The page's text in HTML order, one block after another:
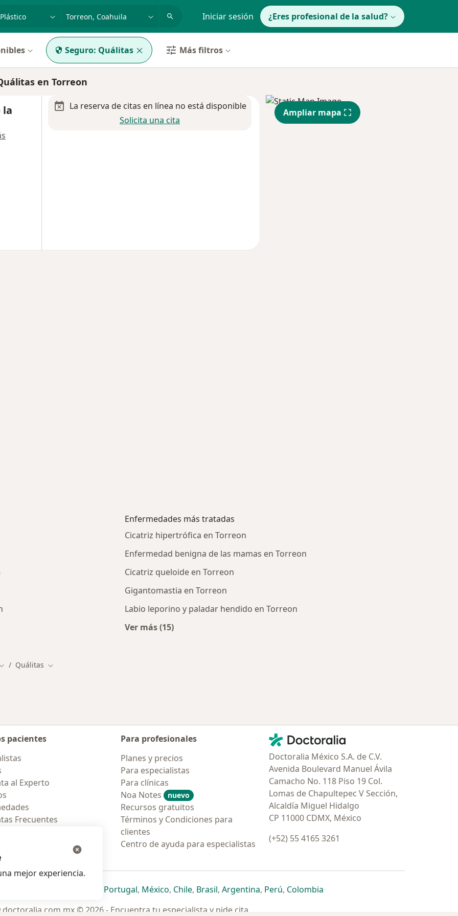
enfermedad o nombre Iniciar sesión ¿Eres profesional de la salud?
Seguro: Quálitas Más filtros
en Torreon
la
La reserva de citas en línea no está disponible
Solicita una cita
Ampliar mapa
Enfermedades más tratadas
Cicatriz hipertrófica en Torreon
Enfermedad benigna de las mamas en Torreon
Cicatriz queloide en Torreon
Gigantomastia en Torreon
Labio leporino y paladar hendido en Torreon
Ver más (15)
de ciudad
Quálitas Cambiar de ciudad
pacientes
al Experto
Frecuentes
Para profesionales
Planes y precios
Para especialistas
Para clínicas
Noa Notes
nuevo
Recursos gratuitos
Términos y Condiciones para
clientes
Centro de ayuda para especialistas
Contacto
Doctoralia - Página de inicio
Doctoralia México S.A. de C.V.
Avenida Boulevard Manuel Ávila
Camacho No. 118 Piso 19 Col.
Lomas de Chapultepec V Sección,
Alcaldía Miguel Hidalgo
CP 11000 CDMX, México
(+52) 55 4165 3261
se abre en una nueva pestaña
se abre en una nueva pestaña
se abre en una nueva pestaña
se abre en una nueva pestaña
Portugalse abre en una nueva pestaña
, Méxicose abre en una nueva pestaña
, Chilese abre en una nueva pestaña
, Brasilse abre en una nueva pestaña
, Argentinase abre en una nueva pestaña
, Perúse abre en una nueva pestaña
, Colombiase abre en una nueva pestaña
© 2026 - Encuentra tu especialista y pide cita
mejor experiencia.